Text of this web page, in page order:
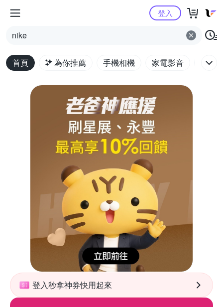
Yahoo購物中心
nike
登入
首頁 為你推薦 手機相機 家電影音 電腦
登入秒拿神券快用起來